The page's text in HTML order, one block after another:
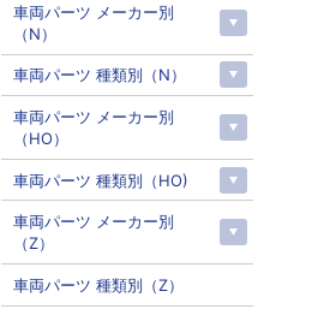
車両パーツ メーカー別
（N）
車両パーツ 種類別（N）
車両パーツ メーカー別
（HO）
車両パーツ 種類別（HO)
車両パーツ メーカー別
（Z）
車両パーツ 種類別（Z）